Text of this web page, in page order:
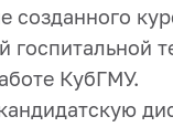
созданного
КубГМУ.